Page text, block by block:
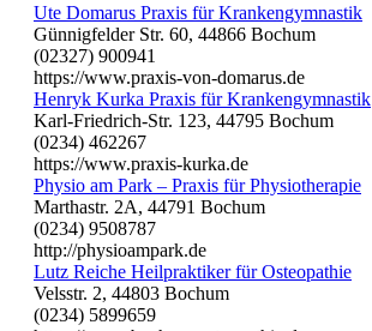
Ute Domarus Praxis für Krankengymnastik
Günnigfelder Str. 60, 44866 Bochum
(02327) 900941
https://www.praxis-von-domarus.de
Henryk Kurka Praxis für Krankengymnastik
Karl-Friedrich-Str. 123, 44795 Bochum
(0234) 462267
https://www.praxis-kurka.de
Physio am Park – Praxis für Physiotherapie
Marthastr. 2A, 44791 Bochum
(0234) 9508787
http://physioampark.de
Lutz Reiche Heilpraktiker für Osteopathie
Velsstr. 2, 44803 Bochum
(0234) 5899659